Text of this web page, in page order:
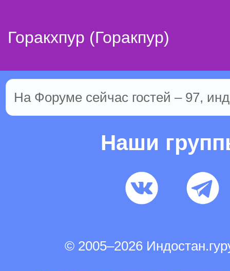
Горакхпур (Горакпур)
На Форуме сейчас гостей – 97,
Наши
© 2005–2026